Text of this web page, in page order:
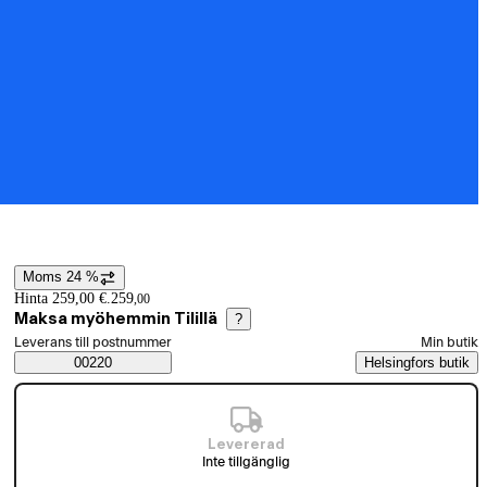
Prisinformation
Moms 24 %
Hinta 259,00 €. 259,00
Maksa myöhemmin Tilillä ?
Saatavuustiedot
Välj beställningssätt
Leverans till postnummer
00220
Min butik
Helsingfors butik
Levererad
Inte tillgänglig